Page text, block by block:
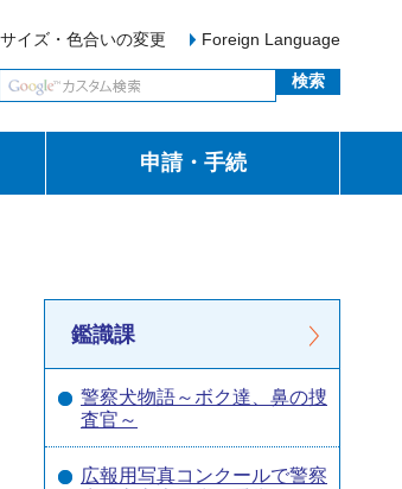
イズ・色合いの変更 Foreign Language
申請・手続
鑑識課
警察犬物語～ボク達、鼻の捜
査官～
広報用写真コンクールで警察